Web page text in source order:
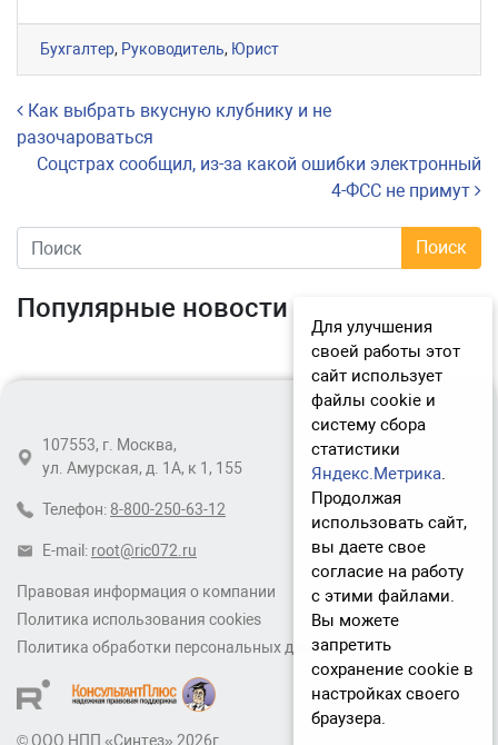
Бухгалтер, Руководитель, Юрист
Навигация по записям
Как выбрать вкусную клубнику и не
разочароваться
Соцстрах сообщил, из-за какой ошибки электронный
4-ФСС не примут
Популярные новости
Правовая информация о компании
Политика использования cookies
Политика обработки персональных данных
© ООО НПП «Синтез» 2026г.
107553, г. Москва,
ул. Амурская, д. 1А, к 1, 155
Телефон: 8-800-250-63-12
E-mail: root@ric072.ru
Для улучшения
своей работы этот
сайт использует
файлы cookie и
систему сбора
статистики
Яндекс.Метрика.
Продолжая
использовать сайт,
вы даете свое
согласие на работу
с этими файлами.
Вы можете
запретить
сохранение cookie в
настройках своего
браузера.